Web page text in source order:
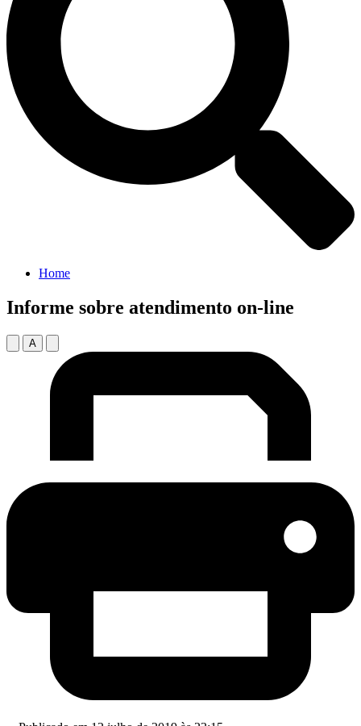
Home
Informe sobre atendimento on-line
A